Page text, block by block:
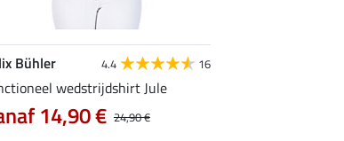
Bühler 4.4 16
wedstrijdshirt Jule
24,90 €
14,90 €